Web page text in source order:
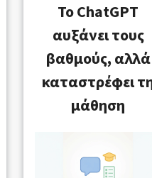
Το ChatGPT
αυξάνει τους
βαθμούς, αλλά
καταστρέφει
μάθηση